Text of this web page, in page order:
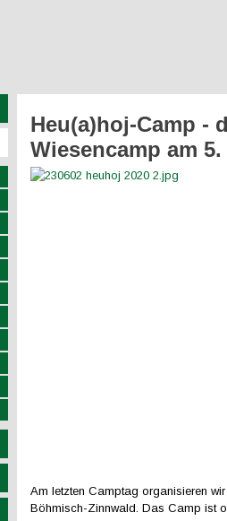
Heu(a)hoj-Camp -
Wiesencamp am
Am letzten Camptag organisieren
Böhmisch-Zinnwald. Das Camp ist